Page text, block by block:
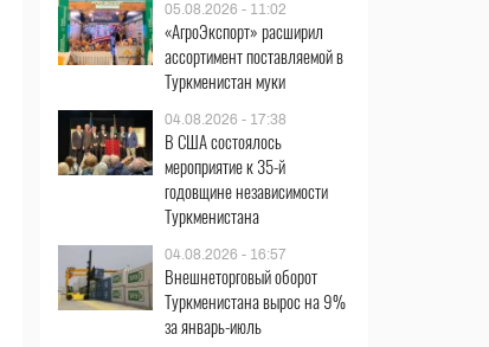
05.08.2026 - 11:02
«АгроЭкспорт» расширил
ассортимент поставляемой в
Туркменистан муки
04.08.2026 - 17:38
В США состоялось
мероприятие к 35-й
годовщине независимости
Туркменистана
04.08.2026 - 16:57
Внешнеторговый оборот
Туркменистана вырос на 9%
за январь-июль